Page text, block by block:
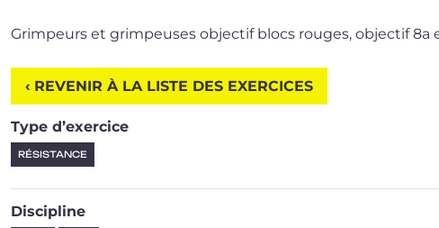
Grimpeurs et grim­peuses objec­tif blocs rouges, objec­tif 8a
‹ REVENIR À LA LISTE DES EXERCICES
Type d’exercice
RÉSISTANCE
Discipline